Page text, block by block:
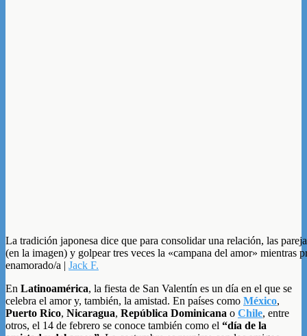
La tradición japonesa dice que para consolidar una relación, las
(en la imagen) y golpear tres veces la «campana del amor» mientras
enamorado/a | Jack F.
En Latinoamérica, la fiesta de San Valentín es un día en el que se
celebra el amor y, también, la amistad. En países como México,
Puerto Rico, Nicaragua, República Dominicana o Chile, entre
otros, el 14 de febrero se conoce también como el “día de la